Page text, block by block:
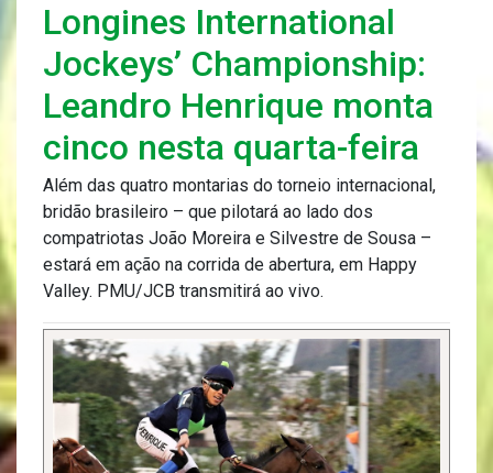
Longines International
Jockeys’ Championship:
Leandro Henrique monta
cinco nesta quarta-feira
Além das quatro montarias do torneio internacional,
bridão brasileiro – que pilotará ao lado dos
compatriotas João Moreira e Silvestre de Sousa –
estará em ação na corrida de abertura, em Happy
Valley. PMU/JCB transmitirá ao vivo.